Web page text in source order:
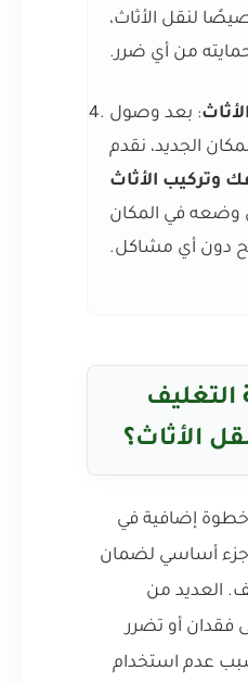
لنقل الأثاث،
من أي ضرر.
: بعد وصول
الجديد، نقدم
وتركيب الأثاث
وضعه في المكان
دون أي مشاكل.
التغليف
الأثاث؟
إضافية في
جزء أساسي لضمان
العديد من
فقدان أو تضرر
عدم استخدام